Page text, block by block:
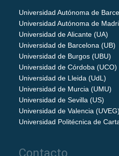
Universidad Autónoma de
Universidad Autónoma de
Universidad de Alicante (UA)
Universidad de Barcelona (UB)
Universidad de Burgos (UBU)
Universidad de Córdoba (UCO)
Universidad de Lleida (UdL)
Universidad de Murcia (UMU)
Universidad de Sevilla (US)
Universidad de Valencia (UVEG)
Universidad Politécnica de
Contacto